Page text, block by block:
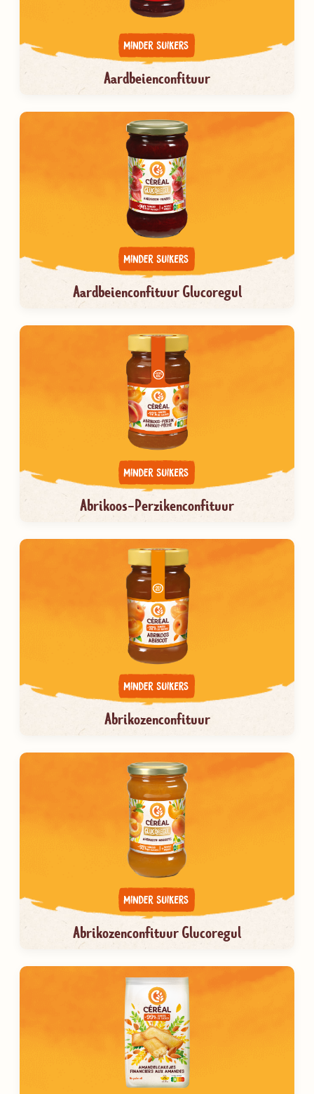
Aardbeienconfituur
Aardbeienconfituur Glucoregul
Abrikoos-Perzikenconfituur
Abrikozenconfituur
Abrikozenconfituur Glucoregul